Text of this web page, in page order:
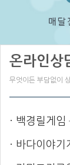
온라인상
무엇이든 부담없이
백경릴게
바다이야